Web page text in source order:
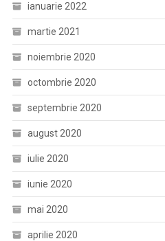
ianuarie 2022
martie 2021
noiembrie 2020
octombrie 2020
septembrie 2020
august 2020
iulie 2020
iunie 2020
mai 2020
aprilie 2020